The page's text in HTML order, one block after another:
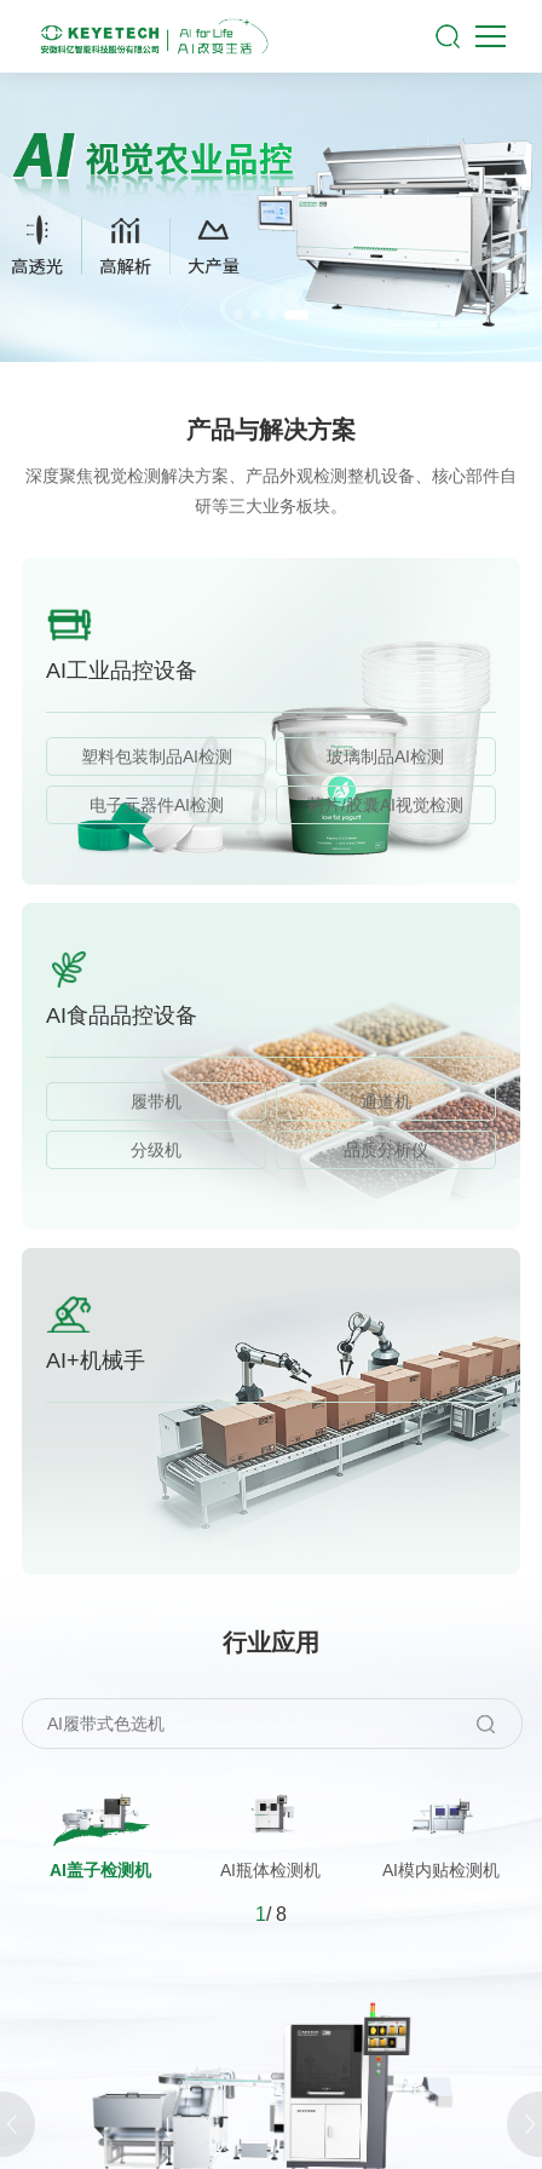
产品与解决方案
深度聚焦视觉检测解决方案、产品外观检测整机设备、核心部件自
研等三大业务板块。
AI工业品控设备
塑料包装制品AI检测 玻璃制品AI检测
电子元器件AI检测 药片/胶囊AI视觉检测
AI食品品控设备
履带机 通道机
分级机 品质分析仪
AI+机械手
行业应用
AI盖子检测机 AI瓶体检测机 AI模内贴检测机
1/ 8